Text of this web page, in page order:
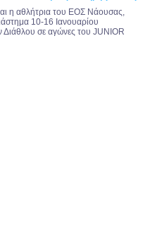
η αθλήτρια του ΕΟΣ Νάουσας,
10-16 Ιανουαρίου
Διάθλου σε αγώνες του JUNIOR